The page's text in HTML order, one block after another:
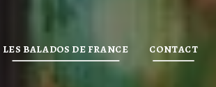
LES BALADOS DE FRANCE CONTACT